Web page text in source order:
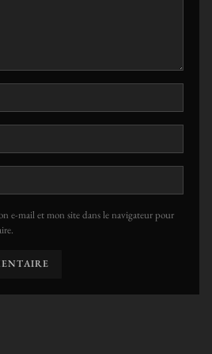
e-mail et mon site dans le navigateur pour